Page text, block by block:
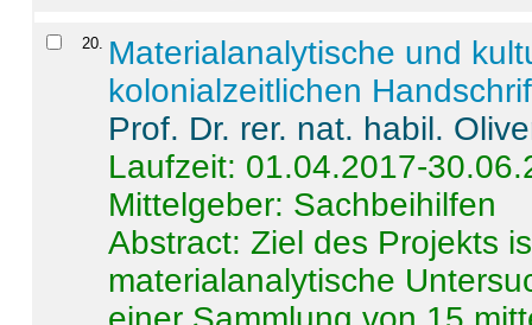
20
Materialanalytische und
kolonialzeitlichen
Prof. Dr. rer. nat. habil.
Laufzeit: 01.04.2017-
Mittelgeber: Sachbeihilfen
Abstract:Ziel des Projekts
materialanalytische